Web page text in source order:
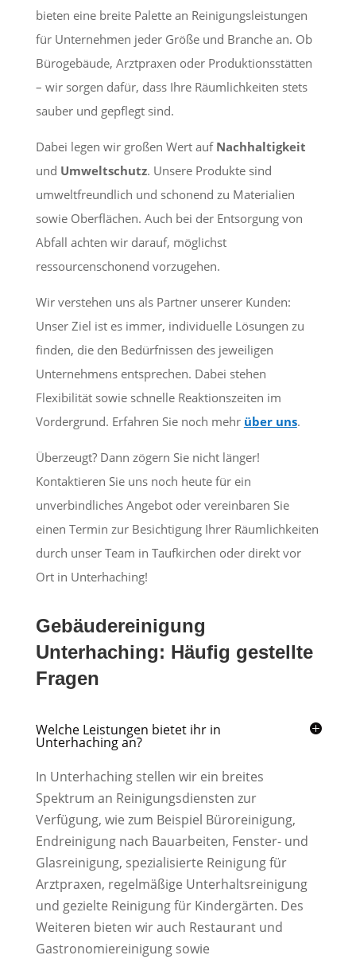
bieten eine breite Palette an Reinigungsleistungen
für Unternehmen jeder Größe und Branche an. Ob
Bürogebäude, Arztpraxen oder Produktionsstätten
– wir sorgen dafür, dass Ihre Räumlichkeiten stets
sauber und gepflegt sind.
Dabei legen wir großen Wert auf Nachhaltigkeit
und Umweltschutz. Unsere Produkte sind
umweltfreundlich und schonend zu Materialien
sowie Oberflächen. Auch bei der Entsorgung von
Abfall achten wir darauf, möglichst
ressourcenschonend vorzugehen.
Wir verstehen uns als Partner unserer Kunden:
Unser Ziel ist es immer, individuelle Lösungen zu
finden, die den Bedürfnissen des jeweiligen
Unternehmens entsprechen. Dabei stehen
Flexibilität sowie schnelle Reaktionszeiten im
Vordergrund. Erfahren Sie noch mehr über uns.
Überzeugt? Dann zögern Sie nicht länger!
Kontaktieren Sie uns noch heute für ein
unverbindliches Angebot oder vereinbaren Sie
einen Termin zur Besichtigung Ihrer Räumlichkeiten
durch unser Team in Taufkirchen oder direkt vor
Ort in Unterhaching!
Gebäudereinigung
Unterhaching: Häufig gestellte
Fragen
Welche Leistungen bietet ihr in
Unterhaching an?
In Unterhaching stellen wir ein breites
Spektrum an Reinigungsdiensten zur
Verfügung, wie zum Beispiel Büroreinigung,
Endreinigung nach Bauarbeiten, Fenster- und
Glasreinigung, spezialisierte Reinigung für
Arztpraxen, regelmäßige Unterhaltsreinigung
und gezielte Reinigung für Kindergärten. Des
Weiteren bieten wir auch Restaurant und
Gastronomiereinigung sowie